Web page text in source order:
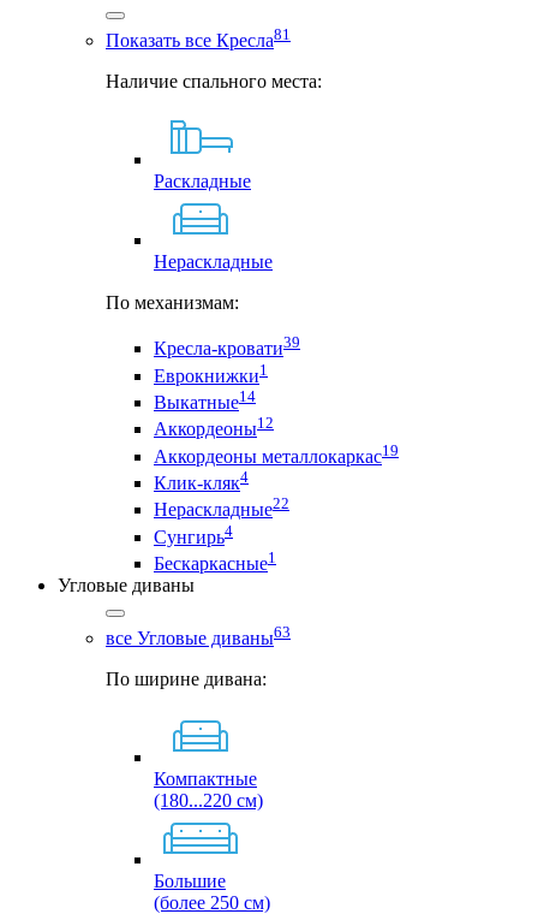
Показать все Кресла81
Наличие спального места:
Раскладные
Нераскладные
По механизмам:
Кресла-кровати39
Еврокнижки1
Выкатные14
Аккордеоны12
Аккордеоны металлокаркас19
Клик-кляк4
Нераскладные22
Сунгирь4
Бескаркасные1
Угловые диваны
все Угловые диваны63
По ширине дивана:
Компактные
(180...220 см)
Большие
(более 250 см)